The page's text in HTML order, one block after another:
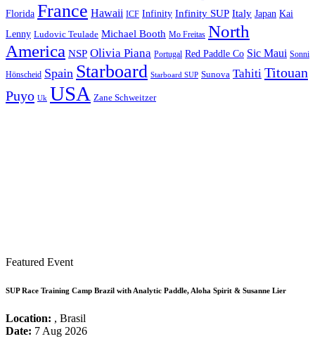
Florida France Hawaii ICF Infinity Infinity SUP Italy Japan Kai
Lenny Ludovic Teulade Michael Booth Mo Freitas North
America NSP Olivia Piana Portugal Red Paddle Co Sic Maui Sonni
Hönscheid Spain Starboard Starboard SUP Sunova Tahiti Titouan
Puyo Uk USA Zane Schweitzer
Featured Event
SUP Race Training Camp Brazil with Analytic Paddle, Aloha Spirit & Susanne Lier
Location: , Brasil
Date: 7 Aug 2026